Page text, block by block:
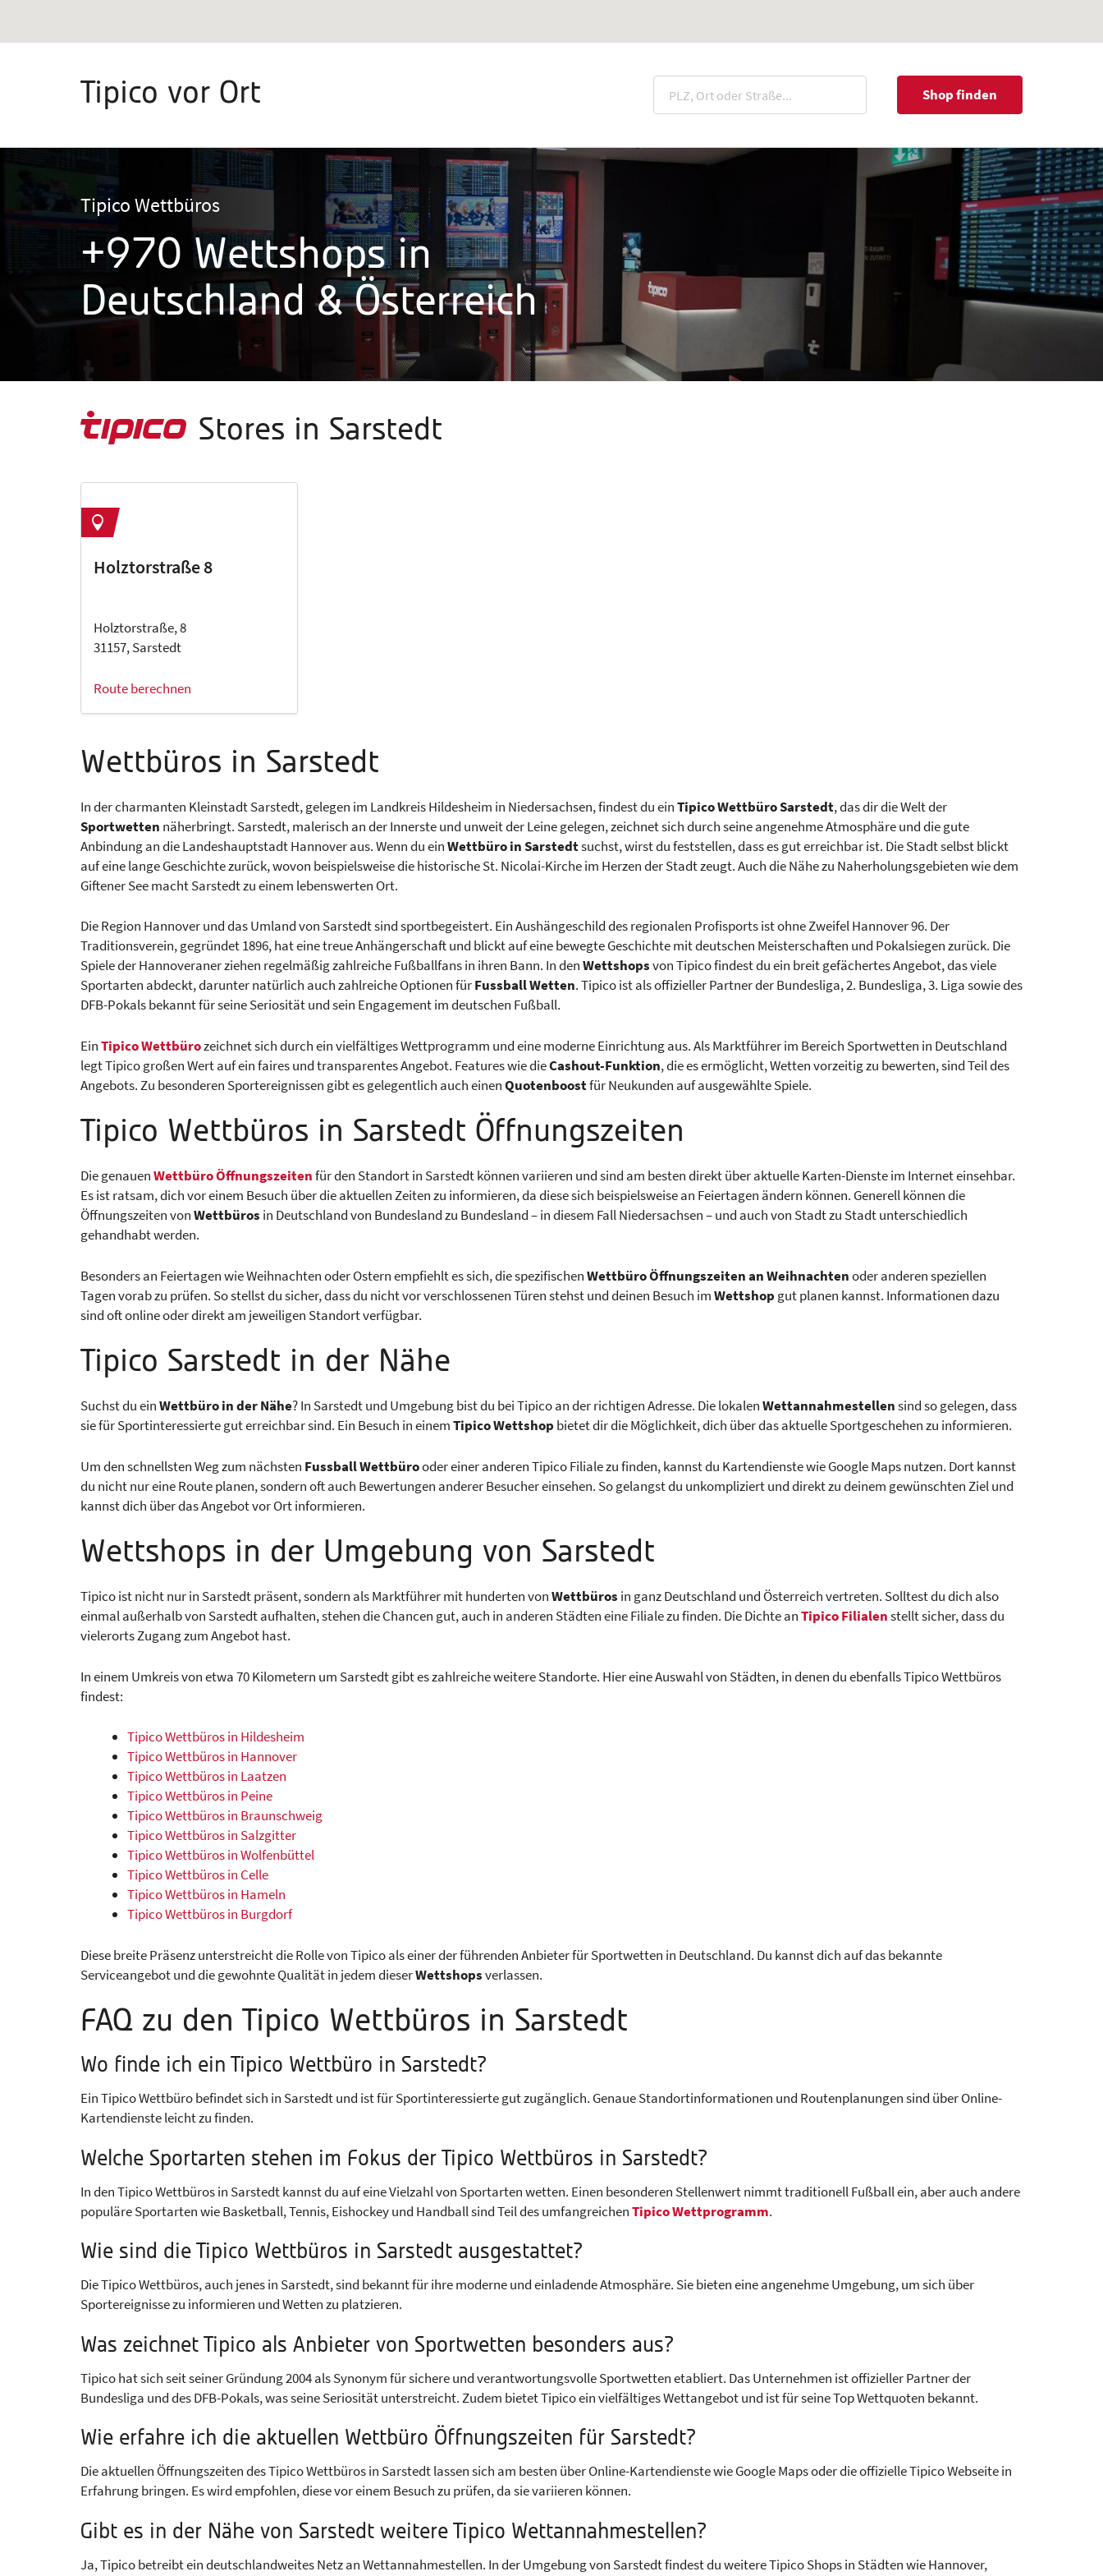
Tipico vor Ort Shop finden
Tipico Wettbüros
+970 Wettshops in
Deutschland & Österreich
Stores in Sarstedt
Holztorstraße 8
Holztorstraße, 8
31157, Sarstedt
Route berechnen
Wettbüros in Sarstedt
In der charmanten Kleinstadt Sarstedt, gelegen im Landkreis Hildesheim in Niedersachsen, findest du einTipico Wettbüro Sarstedt, das dir die Welt der
Sportwetten näherbringt. Sarstedt, malerisch an der Innerste und unweit der Leine gelegen, zeichnet sich durch seine angenehme Atmosphäre und die gute
Anbindung an die Landeshauptstadt Hannover aus. Wenn du einWettbüro in Sarstedtsuchst, wirst du feststellen, dass es gut erreichbar ist. Die Stadt selbst blickt
auf eine lange Geschichte zurück, wovon beispielsweise die historische St. Nicolai-Kirche im Herzen der Stadt zeugt. Auch die Nähe zu Naherholungsgebieten wie dem
Giftener See macht Sarstedt zu einem lebenswerten Ort.
Die Region Hannover und das Umland von Sarstedt sind sportbegeistert. Ein Aushängeschild des regionalen Profisports ist ohne Zweifel Hannover 96. Der
Traditionsverein, gegründet 1896, hat eine treue Anhängerschaft und blickt auf eine bewegte Geschichte mit deutschen Meisterschaften und Pokalsiegen zurück. Die
Spiele der Hannoveraner ziehen regelmäßig zahlreiche Fußballfans in ihren Bann. In denWettshopsvon Tipico findest du ein breit gefächertes Angebot, das viele
Sportarten abdeckt, darunter natürlich auch zahlreiche Optionen fürFussball Wetten. Tipico ist als offizieller Partner der Bundesliga, 2. Bundesliga, 3. Liga sowie des
DFB-Pokals bekannt für seine Seriosität und sein Engagement im deutschen Fußball.
EinTipico Wettbürozeichnet sich durch ein vielfältiges Wettprogramm und eine moderne Einrichtung aus. Als Marktführer im Bereich Sportwetten in Deutschland
legt Tipico großen Wert auf ein faires und transparentes Angebot. Features wie dieCashout-Funktion, die es ermöglicht, Wetten vorzeitig zu bewerten, sind Teil des
Angebots. Zu besonderen Sportereignissen gibt es gelegentlich auch einenQuotenboostfür Neukunden auf ausgewählte Spiele.
Tipico Wettbüros in Sarstedt Öffnungszeiten
Die genauenWettbüro Öffnungszeitenfür den Standort in Sarstedt können variieren und sind am besten direkt über aktuelle Karten-Dienste im Internet einsehbar.
Es ist ratsam, dich vor einem Besuch über die aktuellen Zeiten zu informieren, da diese sich beispielsweise an Feiertagen ändern können. Generell können die
Öffnungszeiten vonWettbüros in Deutschland von Bundesland zu Bundesland – in diesem Fall Niedersachsen – und auch von Stadt zu Stadt unterschiedlich
gehandhabt werden.
Besonders an Feiertagen wie Weihnachten oder Ostern empfiehlt es sich, die spezifischenWettbüro Öffnungszeiten an Weihnachtenoder anderen speziellen
Tagen vorab zu prüfen. So stellst du sicher, dass du nicht vor verschlossenen Türen stehst und deinen Besuch imWettshop gut planen kannst. Informationen dazu
sind oft online oder direkt am jeweiligen Standort verfügbar.
Tipico Sarstedt in der Nähe
Suchst du einWettbüro in der Nähe? In Sarstedt und Umgebung bist du bei Tipico an der richtigen Adresse. Die lokalenWettannahmestellensind so gelegen, dass
sie für Sportinteressierte gut erreichbar sind. Ein Besuch in einemTipico Wettshop bietet dir die Möglichkeit, dich über das aktuelle Sportgeschehen zu informieren.
Um den schnellsten Weg zum nächsten Fussball Wettbürooder einer anderen Tipico Filiale zu finden, kannst du Kartendienste wie Google Maps nutzen. Dort kannst
du nicht nur eine Route planen, sondern oft auch Bewertungen anderer Besucher einsehen. So gelangst du unkompliziert und direkt zu deinem gewünschten Ziel und
kannst dich über das Angebot vor Ort informieren.
Wettshops in der Umgebung von Sarstedt
Tipico ist nicht nur in Sarstedt präsent, sondern als Marktführer mit hunderten vonWettbüros in ganz Deutschland und Österreich vertreten. Solltest du dich also
einmal außerhalb von Sarstedt aufhalten, stehen die Chancen gut, auch in anderen Städten eine Filiale zu finden. Die Dichte anTipico Filialenstellt sicher, dass du
vielerorts Zugang zum Angebot hast.
In einem Umkreis von etwa 70 Kilometern um Sarstedt gibt es zahlreiche weitere Standorte. Hier eine Auswahl von Städten, in denen du ebenfalls Tipico Wettbüros
findest:
Tipico Wettbüros in Hildesheim
Tipico Wettbüros in Hannover
Tipico Wettbüros in Laatzen
Tipico Wettbüros in Peine
Tipico Wettbüros in Braunschweig
Tipico Wettbüros in Salzgitter
Tipico Wettbüros in Wolfenbüttel
Tipico Wettbüros in Celle
Tipico Wettbüros in Hameln
Tipico Wettbüros in Burgdorf
Diese breite Präsenz unterstreicht die Rolle von Tipico als einer der führenden Anbieter für Sportwetten in Deutschland. Du kannst dich auf das bekannte
Serviceangebot und die gewohnte Qualität in jedem dieserWettshopsverlassen.
FAQ zu den Tipico Wettbüros in Sarstedt
Wo finde ich ein Tipico Wettbüro in Sarstedt?
Ein Tipico Wettbüro befindet sich in Sarstedt und ist für Sportinteressierte gut zugänglich. Genaue Standortinformationen und Routenplanungen sind über Online-
Kartendienste leicht zu finden.
Welche Sportarten stehen im Fokus der Tipico Wettbüros in Sarstedt?
In den Tipico Wettbüros in Sarstedt kannst du auf eine Vielzahl von Sportarten wetten. Einen besonderen Stellenwert nimmt traditionell Fußball ein, aber auch andere
populäre Sportarten wie Basketball, Tennis, Eishockey und Handball sind Teil des umfangreichenTipico Wettprogramm.
Wie sind die Tipico Wettbüros in Sarstedt ausgestattet?
Die Tipico Wettbüros, auch jenes in Sarstedt, sind bekannt für ihre moderne und einladende Atmosphäre. Sie bieten eine angenehme Umgebung, um sich über
Sportereignisse zu informieren und Wetten zu platzieren.
Was zeichnet Tipico als Anbieter von Sportwetten besonders aus?
Tipico hat sich seit seiner Gründung 2004 als Synonym für sichere und verantwortungsvolle Sportwetten etabliert. Das Unternehmen ist offizieller Partner der
Bundesliga und des DFB-Pokals, was seine Seriosität unterstreicht. Zudem bietet Tipico ein vielfältiges Wettangebot und ist für seine Top Wettquoten bekannt.
Wie erfahre ich die aktuellen Wettbüro Öffnungszeiten für Sarstedt?
Die aktuellen Öffnungszeiten des Tipico Wettbüros in Sarstedt lassen sich am besten über Online-Kartendienste wie Google Maps oder die offizielle Tipico Webseite in
Erfahrung bringen. Es wird empfohlen, diese vor einem Besuch zu prüfen, da sie variieren können.
Gibt es in der Nähe von Sarstedt weitere Tipico Wettannahmestellen?
Ja, Tipico betreibt ein deutschlandweites Netz an Wettannahmestellen. In der Umgebung von Sarstedt findest du weitere Tipico Shops in Städten wie Hannover,